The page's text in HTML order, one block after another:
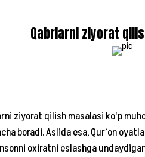
Qabrlarni ziyorat
ziyorat qilish masalasi ko‘p
boradi. Aslida esa, Qur’on
oxiratni eslashga